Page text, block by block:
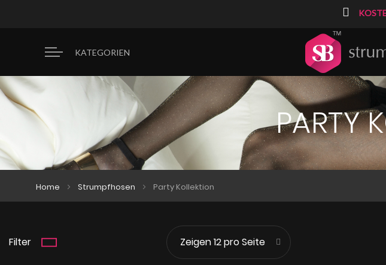
KATEGORIEN
PARTY
Home Strumpfhosen Party Kollektion
Filter